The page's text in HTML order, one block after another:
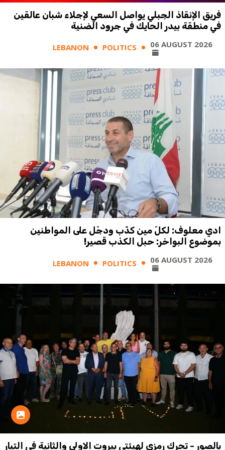
فريق الإنقاذ الجبلي يواصل السعي لإجلاء شبان عالقين
في منطقة بيدر الحايك في جرود الضنية
LEBANON POLITICS 06 AUGUST 2026
ادي معلوف: لكلّ مين كذّب ودجّل على المواطنين
بموضوع البواخر: حبل الكذب قصير!
LEBANON POLITICS 06 AUGUST 2026
بالصور - تحرك رمزي لهيئتي بيروت الاولى والثانية في التيار